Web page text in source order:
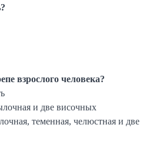
взрослого человека?
и две височных
теменная, челюстная и две